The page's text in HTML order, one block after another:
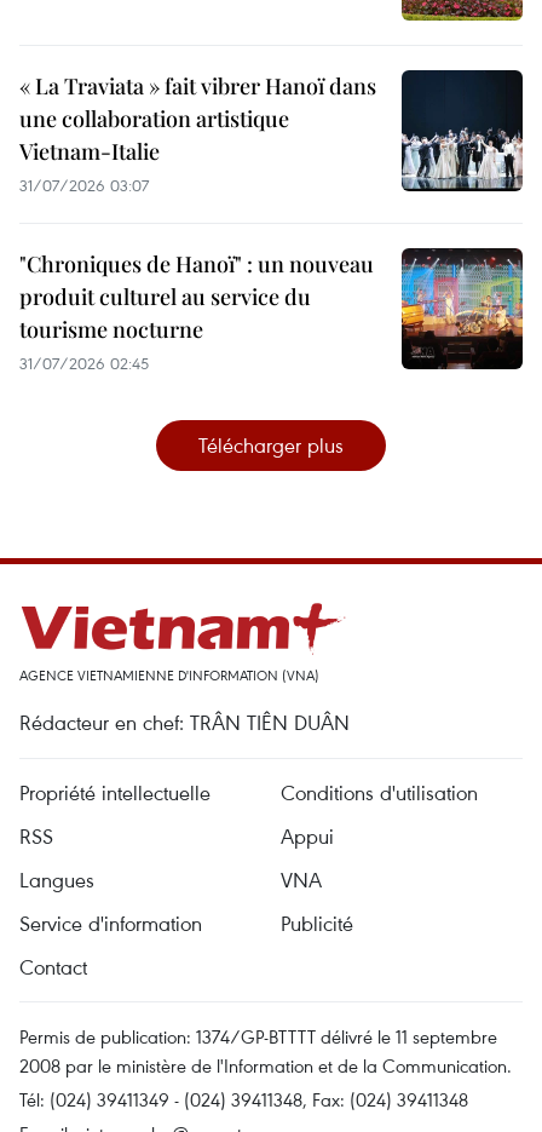
« La Traviata » fait vibrer Hanoï dans
une collaboration artistique
Vietnam-Italie
31/07/2026 03:07
"Chroniques de Hanoï" : un nouveau
produit culturel au service du
tourisme nocturne
31/07/2026 02:45
Télécharger plus
AGENCE VIETNAMIENNE D'INFORMATION (VNA)
Rédacteur en chef: TRÂN TIÊN DUÂN
Propriété intellectuelle
Conditions d'utilisation
RSS
Appui
Langues
VNA
Service d'information
Publicité
Contact
Permis de publication: 1374/GP-BTTTT délivré le 11 septembre
2008 par le ministère de l'Information et de la Communication.
Tél: (024) 39411349 - (024) 39411348, Fax: (024) 39411348